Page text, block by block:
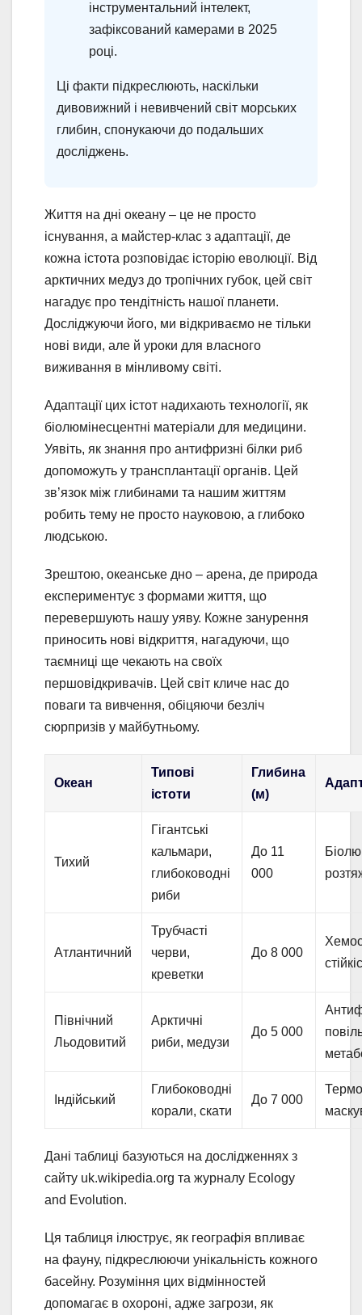
інструментальний інтелект,
зафіксований камерами в 2025
році.
Ці факти підкреслюють, наскільки
дивовижний і невивчений світ морських
глибин, спонукаючи до подальших
досліджень.
Життя на дні океану – це не просто
існування, а майстер-клас з адаптації, де
кожна істота розповідає історію еволюції. Від
арктичних медуз до тропічних губок, цей світ
нагадує про тендітність нашої планети.
Досліджуючи його, ми відкриваємо не тільки
нові види, але й уроки для власного
виживання в мінливому світі.
Адаптації цих істот надихають технології, як
біолюмінесцентні матеріали для медицини.
Уявіть, як знання про антифризні білки риб
допоможуть у трансплантації органів. Цей
зв’язок між глибинами та нашим життям
робить тему не просто науковою, а глибоко
людською.
Зрештою, океанське дно – арена, де природа
експериментує з формами життя, що
перевершують нашу уяву. Кожне занурення
приносить нові відкриття, нагадуючи, що
таємниці ще чекають на своїх
першовідкривачів. Цей світ кличе нас до
поваги та вивчення, обіцяючи безліч
сюрпризів у майбутньому.
Океан
Типові
істоти
Глибина
(м)
Тихий
Гігантські
кальмари,
глибоководні
риби
До 11
000
Атлантичний
Трубчасті
черви,
креветки
До 8 000
Північний
Льодовитий
Арктичні
риби, медузи
До 5 000
Індійський
Глибоководні
корали, скати
До 7 000
Дані таблиці базуються на дослідженнях з
сайту uk.wikipedia.org та журналу Ecology
and Evolution.
Ця таблиця ілюструє, як географія впливає
на фауну, підкреслюючи унікальність кожного
басейну. Розуміння цих відмінностей
допомагає в охороні, адже загрози, як